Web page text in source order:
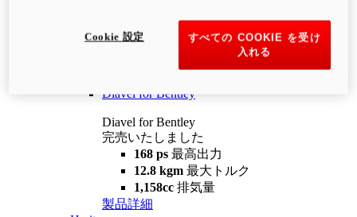
12.2 kgm
最大トルク
装備重量（燃料を除く）
Diavel for Bentley
Diavel for Bentley
完売いたしました
168 ps 最高出力
12.8 kgm 最大トルク
1,158cc 排気量
製品詳細
すべての COOKIE を受け
入れる
Cookie 設定